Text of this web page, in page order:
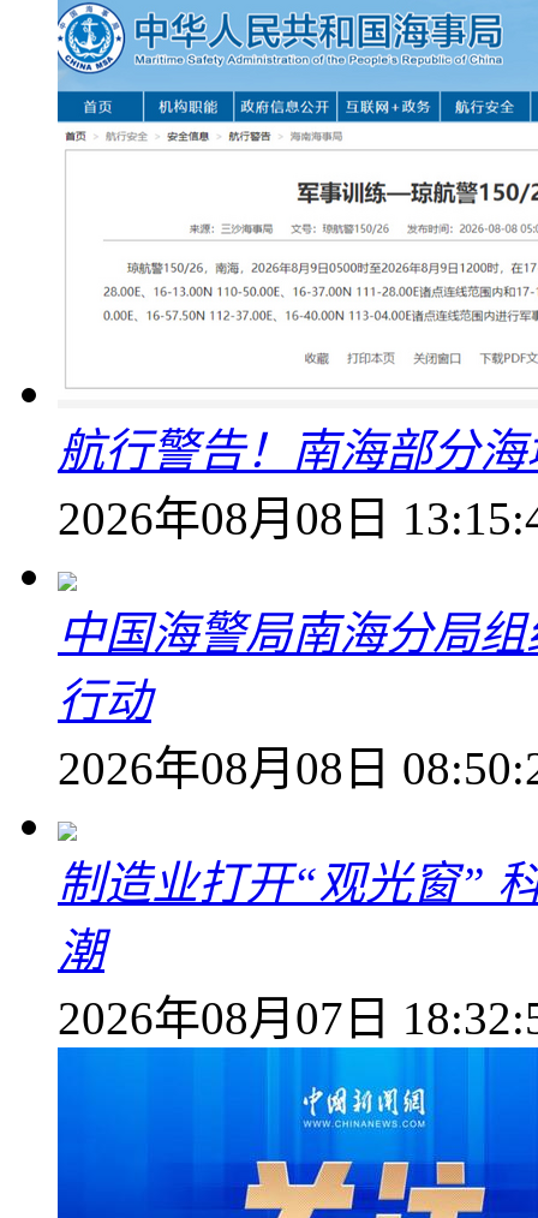
航行警告！南海部分
2026年08月08日
中国海警局南海分局
行动
2026年08月08日
制造业打开“观光窗”
潮
2026年08月07日